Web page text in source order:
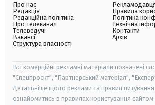
Про нас
Редакція
Редакційна політика
Про телеканал
Телеведучі
Вакансії
Структура власності
Правила
Політика
Технічна
Контакти
Архів
Всі комерційні рекламні матеріали позначені
"Спецпроєкт", "Партнерський матеріал",
Детальніше щодо реклами та правил
ознайомитись в правилах користування сайтом.